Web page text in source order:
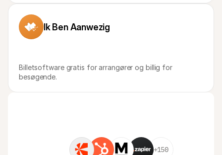
Ik Ben Aanwezig
Billetsoftware gratis for arrangører og billig for
besøgende.
+150